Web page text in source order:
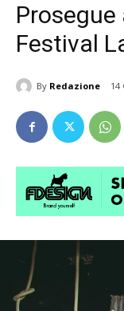
Prosegue
Festival
By Redazione 14